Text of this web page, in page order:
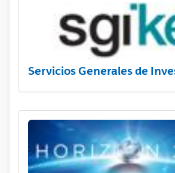
Servicios Generales de